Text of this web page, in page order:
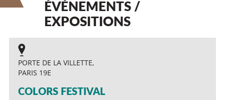
ÉVÉNEMENTS /
EXPOSITIONS
PORTE DE LA VILLETTE,
PARIS 19E
COLORS FESTIVAL